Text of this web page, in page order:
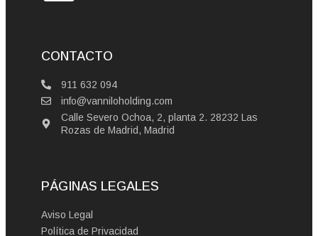
CONTACTO
911 632 094
info@vanniloholding.com
Calle Severo Ochoa, 2, planta 2. 28232 Las
Rozas de Madrid, Madrid
PÁGINAS LEGALES
Aviso Legal
Política de Privacidad